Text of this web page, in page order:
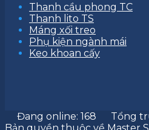
Thanh cầu phong TC
Thanh lito TS
Máng xối treo
Phụ kiện ngành mái
Keo khoan cấy
Đang online: 168
Tổng